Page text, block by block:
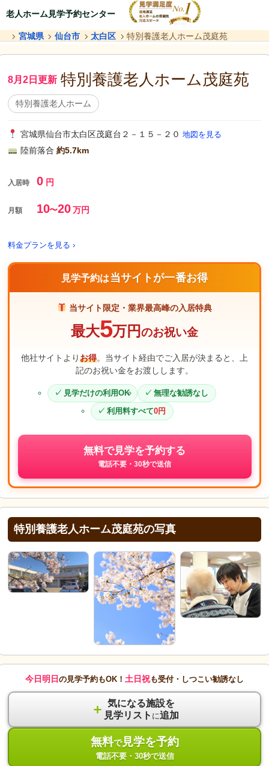
老人ホーム見学予約センター
宮城県 仙台市 太白区 特別養護老人ホーム茂庭苑
8月2日更新 特別養護老人ホーム茂庭苑
特別養護老人ホーム
宮城県仙台市太白区茂庭台２－１５－２０ 地図を見る
陸前落合 約5.7km
入居時 0円
月額 10〜20万円
料金プランを見る ›
見学予約は当サイトが一番お得
当サイト限定・業界最高峰の入居特典
最大5万円のお祝い金
他社サイトよりお得。当サイト経由でご入居が決まると、上
記のお祝い金をお渡しします。
見学だけの利用OK
無理な勧誘なし
利用料すべて0円
無料で見学を予約する
電話不要・30秒で送信
特別養護老人ホーム茂庭苑の写真
今日明日 の見学予約もOK！ 土日祝も受付・しつこい勧誘なし
＋ 気になる施設を
見学リスト に追加
無料で見学を予約
電話不要・30秒で送信